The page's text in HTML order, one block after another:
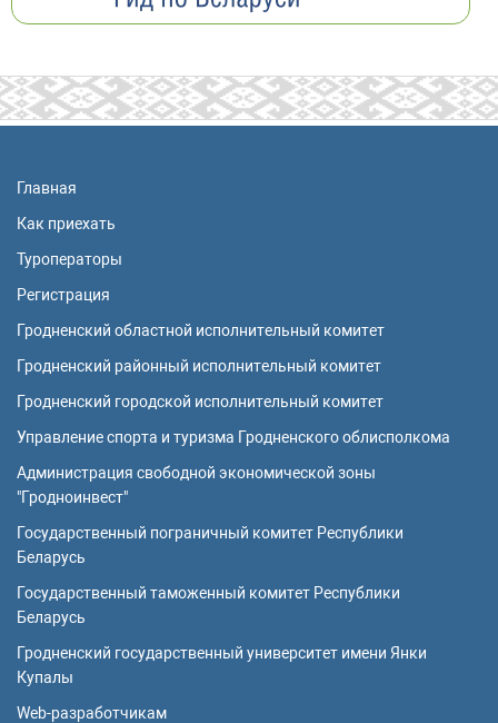
Главная
Как приехать
Туроператоры
Регистрация
Гродненский областной исполнительный комитет
Гродненский районный исполнительный комитет
Гродненский городской исполнительный комитет
Управление спорта и туризма Гродненского облисполкома
Администрация свободной экономической зоны
"Гродноинвест"
Государственный пограничный комитет Республики
Беларусь
Государственный таможенный комитет Республики
Беларусь
Гродненский государственный университет имени Янки
Купалы
Web-разработчикам